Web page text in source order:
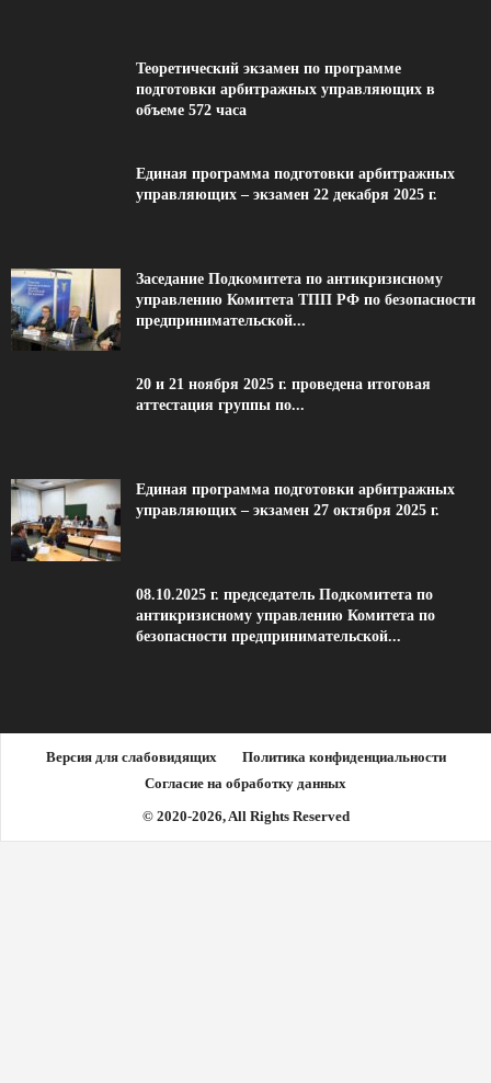
Теоретический экзамен по программе
подготовки арбитражных управляющих в
объеме 572 часа
Единая программа подготовки арбитражных
управляющих – экзамен 22 декабря 2025 г.
Заседание Подкомитета по антикризисному
управлению Комитета ТПП РФ по безопасности
предпринимательской...
20 и 21 ноября 2025 г. проведена итоговая
аттестация группы по...
Единая программа подготовки арбитражных
управляющих – экзамен 27 октября 2025 г.
08.10.2025 г. председатель Подкомитета по
антикризисному управлению Комитета по
безопасности предпринимательской...
Версия для слабовидящих
Политика конфиденциальности
Согласие на обработку данных
© 2020-2026, All Rights Reserved